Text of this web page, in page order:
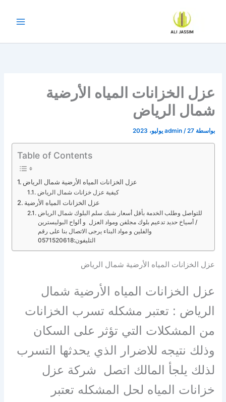
عزل الخزانات المياه الأرضية
شمال الرياض
بواسطة admin /27 يوليو، 2023
Table of Contents
عزل الخزانات المياه الأرضية شمال الرياض
كيفية عزل خزانات شمال الرياض
عزل الخزانات المياه الأرضية
للتواصل وطلب الخدمة بأقل أسعار شبك سلم البلوك شمال الرياض
/ أسياخ حديد تدعيم بلوك مجلفن ومواد العزل و ألواح البوليسترين
والفلين و مواد البناء يرجى الاتصال بنا على رقم
التليفون:0571520618
عزل الخزانات المياه الأرضية شمال الرياض
عزل الخزانات المياه الأرضية شمال
الرياض : تعتبر مشكله تسرب الخزانات
من المشكلات التي تؤثر على السكان
وذلك نتيجه للاضرار الذي يحدثها التسرب
لذلك يلجأ المالك اتصل شركة عزل
خزانات المياه لحل المشكله تعتبر